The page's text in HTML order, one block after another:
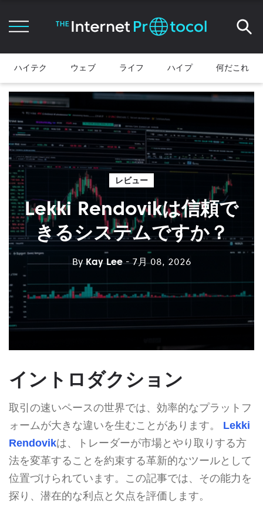
ハイテク ウェブ ライフ ハイプ 何だこれ
レビュー
Lekki Rendovikは信頼で
きるシステムですか？
ByKay Lee - 7月 08, 2026
イントロダクション
取引の速いペースの世界では、効率的なプラットフ
ォームが大きな違いを生むことがあります。 Lekki
Rendovikは、トレーダーが市場とやり取りする方
法を変革することを約束する革新的なツールとして
位置づけられています。この記事では、その能力を
探り、潜在的な利点と欠点を評価します。